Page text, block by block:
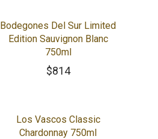
Bodegones Del Sur Limited
Edition Sauvignon Blanc
750ml
$814
Los Vascos Classic
Chardonnay 750ml